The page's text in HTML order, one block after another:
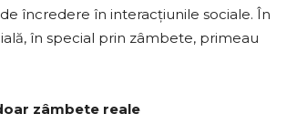
încredere în interacțiunile sociale. În
în special prin zâmbete, primeau
zâmbete reale